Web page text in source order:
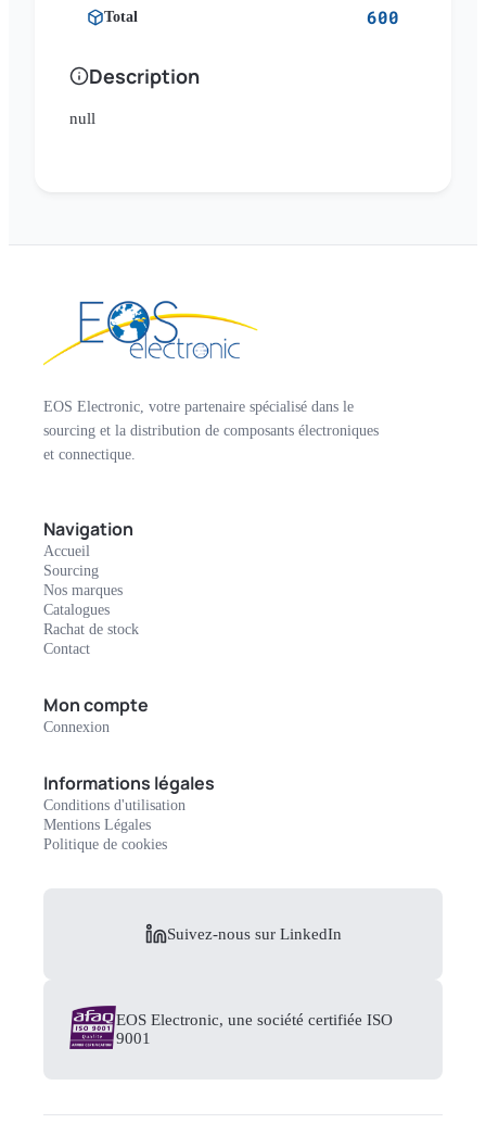
Total 600
Description
null
EOS Electronic, votre partenaire spécialisé dans le
sourcing et la distribution de composants électroniques
et connectique.
Navigation
Accueil
Sourcing
Nos marques
Catalogues
Rachat de stock
Contact
Mon compte
Connexion
Informations légales
Conditions d'utilisation
Mentions Légales
Politique de cookies
Suivez-nous sur LinkedIn
EOS Electronic, une société certifiée ISO
9001